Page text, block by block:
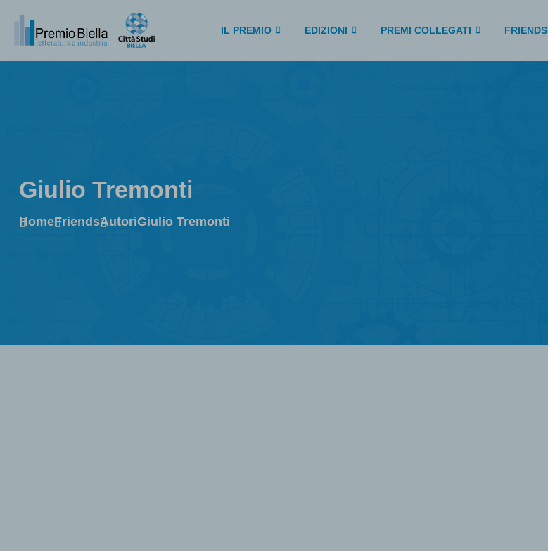
IL PREMIO EDIZIONI PREMI COLLEGATI FRIENDS
Giulio Tremonti
HomeFriendsAutoriGiulio Tremonti